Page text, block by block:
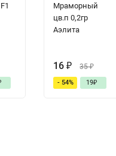
Мраморный
цв.п 0,2гр
Аэлита
16₽ 35₽
- 54% 19₽